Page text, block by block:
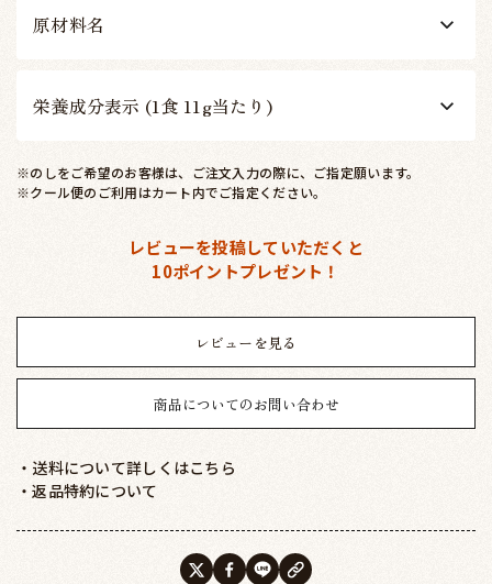
原材料名
栄養成分表示 (1食 11g当たり)
※のしをご希望のお客様は、ご注文入力の際に、ご指定願います。
※クール便のご利用はカート内でご指定ください。
レビューを投稿していただくと
10ポイントプレゼント！
レビューを見る
商品についてのお問い合わせ
・送料について詳しくはこちら
・返品特約について